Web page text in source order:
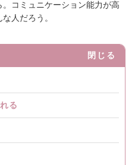
コミュニケーション能力が高
人だろう。
閉じる
る